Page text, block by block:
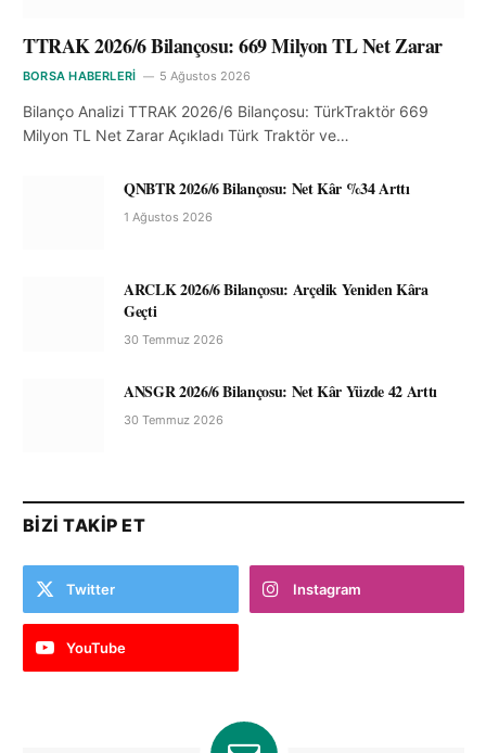
TTRAK 2026/6 Bilançosu: 669 Milyon TL Net Zarar
BORSA HABERLERI 5 Ağustos 2026
Bilanço Analizi TTRAK 2026/6 Bilançosu: TürkTraktör 669
Milyon TL Net Zarar Açıkladı Türk Traktör ve…
QNBTR 2026/6 Bilançosu: Net Kâr %34 Arttı
1 Ağustos 2026
ARCLK 2026/6 Bilançosu: Arçelik Yeniden Kâra
Geçti
30 Temmuz 2026
ANSGR 2026/6 Bilançosu: Net Kâr Yüzde 42 Arttı
30 Temmuz 2026
BIZI TAKIP ET
Twitter Instagram
YouTube